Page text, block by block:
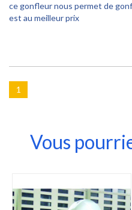
ce gonfleur nous permet de
est au meilleur prix
1
Vous